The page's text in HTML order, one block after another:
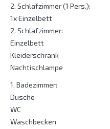
2. Schlafzimmer (1 Pers.):
1x Einzelbett
2. Schlafzimmer:
Einzelbett
Kleiderschrank
Nachtischlampe
1. Badezimmer:
Dusche
WC
Waschbecken